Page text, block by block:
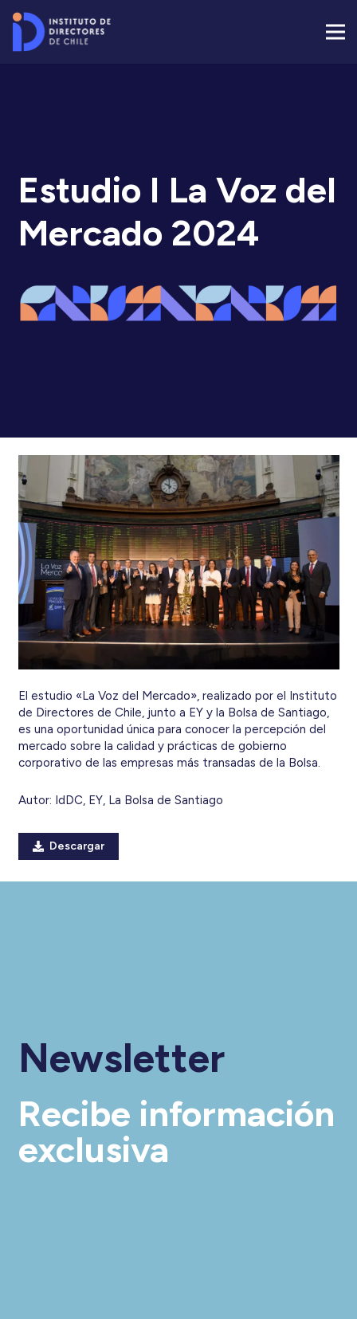
Estudio I La Voz del
Mercado 2024
El estudio «La Voz del Mercado», realizado por el Instituto
de Directores de Chile, junto a EY y la Bolsa de Santiago,
es una oportunidad única para conocer la percepción del
mercado sobre la calidad y prácticas de gobierno
corporativo de las empresas más transadas de la Bolsa.
Autor: IdDC, EY, La Bolsa de Santiago
Descargar
Newsletter
Recibe información
exclusiva